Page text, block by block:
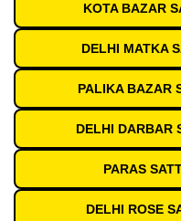
KOTA BAZAR
DELHI MATKA
PALIKA BAZAR
DELHI DARBAR
PARAS
DELHI ROSE